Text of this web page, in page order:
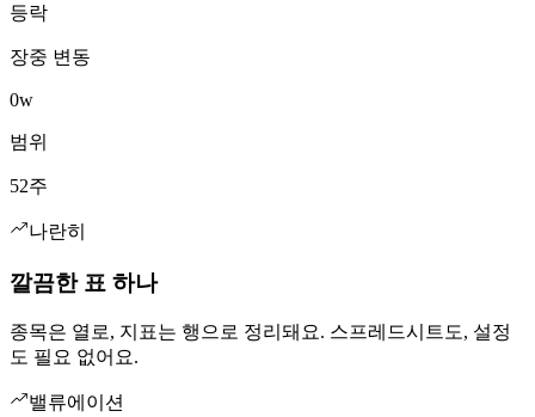
등락
장중 변동
0w
범위
52주
나란히
깔끔한 표 하나
종목은 열로, 지표는 행으로 정리돼요. 스프레드시트도, 설정
도 필요 없어요.
밸류에이션